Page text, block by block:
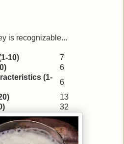
is recognizable...
10)
7
6
(1-
6
13
32